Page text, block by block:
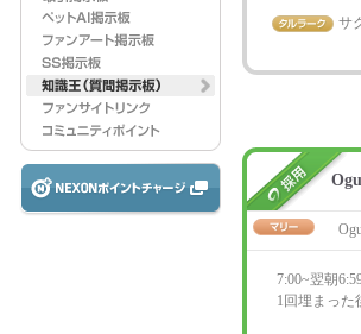
サ
7:00~翌朝
1回埋まった